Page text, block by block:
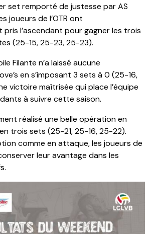
set remporté de justesse par AS
joueurs de l’OTR ont
pris l’ascendant pour gagner les trois
(25-15, 25-23, 25-23).
Filante n’a laissé aucune
en s’imposant 3 sets à 0 (25-16,
victoire maîtrisée qui place l’équipe
à suivre cette saison.
réalisé une belle opération en
trois sets (25-21, 25-16, 25-22).
comme en attaque, les joueurs de
leur avantage dans les